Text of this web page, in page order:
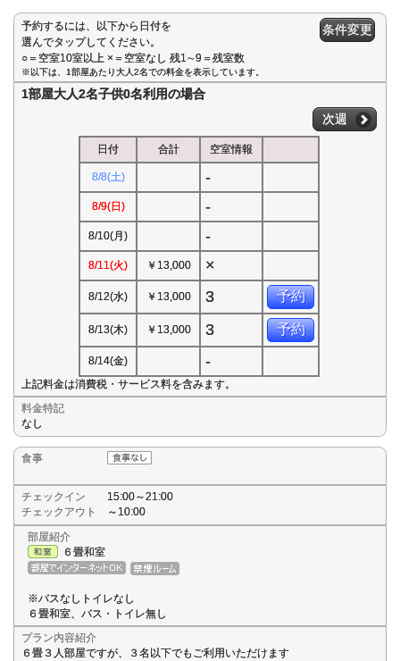
予約するには、以下から日付を
選んでタップしてください。
○＝空室10室以上 ×＝空室なし 残1∼9＝残室数
条件変更
※以下は、1部屋あたり大人2名での料金を表示しています。
1部屋大人2名子供0名利用の場合
次週
日付 合計 空室情報
8/8(土) -
8/9(日) -
8/10(月) -
8/11(火) ￥13,000 ×
8/12(水) ￥13,000 3 予約
8/13(木) ￥13,000 3 予約
8/14(金) -
上記料金は消費税・サービス料を含みます。
料金特記
なし
食事
チェックイン
15:00～21:00
チェックアウト
～10:00
部屋紹介
６畳和室
※バスなしトイレなし
６畳和室、バス・トイレ無し
プラン内容紹介
６畳３人部屋ですが、３名以下でもご利用いただけます